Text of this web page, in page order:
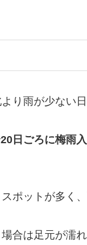
り雨が少ない
日ごろに梅雨
ポットが多く
合は足元が濡